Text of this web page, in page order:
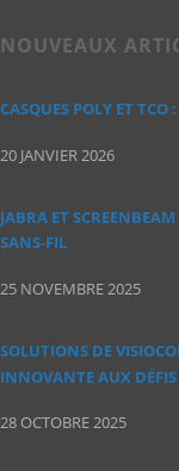
NOUVEAUX
CASQUES POLY ET TCO
20 JANVIER 2026
JABRA ET
SANS‑FIL
25 NOVEMBRE 2025
SOLUTIONS DE
INNOVANTE AUX
28 OCTOBRE 2025